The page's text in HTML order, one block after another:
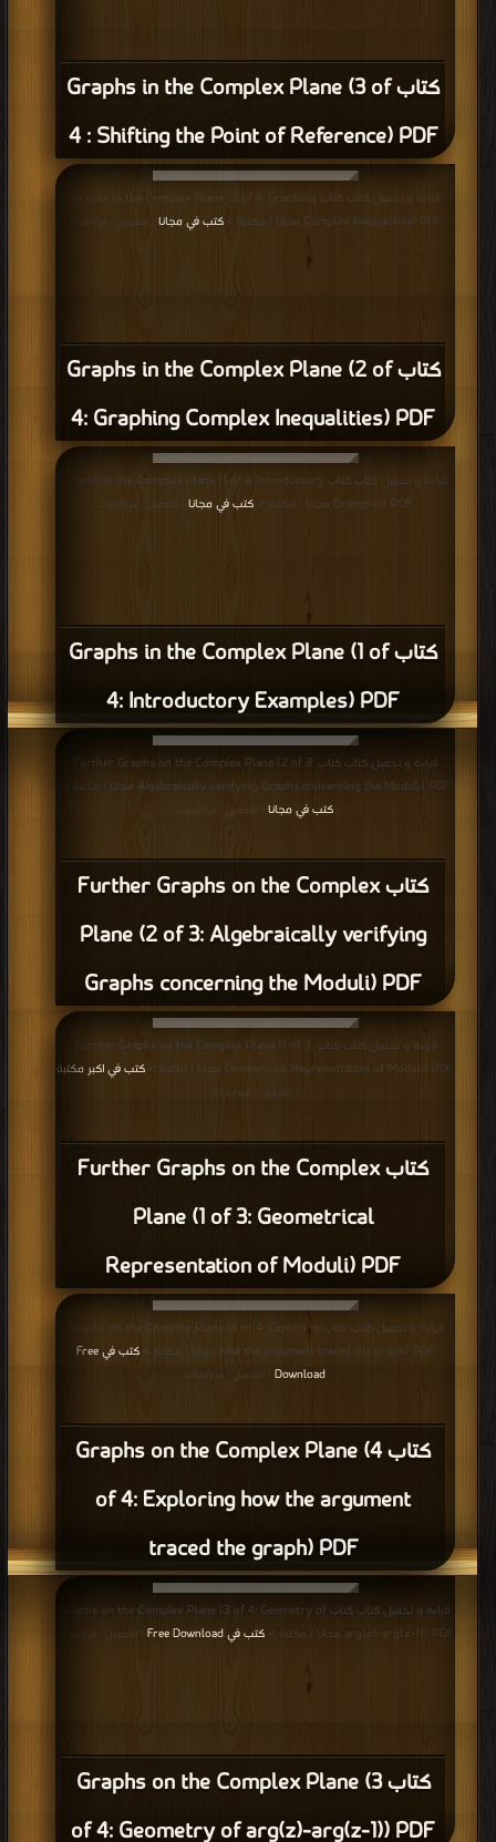
كتاب Graphs in the Complex Plane (3 of
4 : Shifting the Point of Reference) PDF
كتاب Graphs in the Complex Plane (2 of
4: Graphing Complex Inequalities) PDF
قراءة و تحميل كتاب كتاب Graphs in the Complex Plane (2 of 4: Graphing
Complex Inequalities) PDF مجانا | مكتبة >
كتب في مجانا | التحميل : مرة/مرات
كتاب Graphs in the Complex Plane (1 of
4: Introductory Examples) PDF
قراءة و تحميل كتاب كتاب Graphs in the Complex Plane (1 of 4: Introductory
Examples) PDF مجانا | مكتبة >
كتب في مجانا | التحميل : مرة/مرات
كتاب Further Graphs on the Complex
Plane (2 of 3: Algebraically verifying
Graphs concerning the Moduli) PDF
قراءة و تحميل كتاب كتاب Further Graphs on the Complex Plane (2 of 3:
Algebraically verifying Graphs concerning the Moduli) PDF مجانا | مكتبة >
كتب في مجانا | التحميل : مرة/مرات
كتاب Further Graphs on the Complex
Plane (1 of 3: Geometrical
Representation of Moduli) PDF
قراءة و تحميل كتاب كتاب Further Graphs on the Complex Plane (1 of 3:
Geometrical Representation of Moduli) PDF مجانا | مكتبة >
كتب في اكبر مكتبة
| التحميل : مرة/مرات
كتاب Graphs on the Complex Plane (4
of 4: Exploring how the argument
traced the graph) PDF
قراءة و تحميل كتاب كتاب Graphs on the Complex Plane (4 of 4: Exploring
how the argument traced the graph) PDF مجانا | مكتبة >
كتب في Free
Download | التحميل : مرة/مرات
كتاب Graphs on the Complex Plane (3
of 4: Geometry of arg(z)-arg(z-1)) PDF
قراءة و تحميل كتاب كتاب Graphs on the Complex Plane (3 of 4: Geometry of
arg(z)-arg(z-1)) PDF مجانا | مكتبة >
كتب في Free Download | التحميل : مرة/مرات